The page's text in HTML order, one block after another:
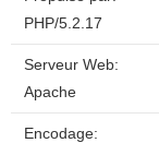
PHP/5.2.17
Serveur Web:
Apache
Encodage: